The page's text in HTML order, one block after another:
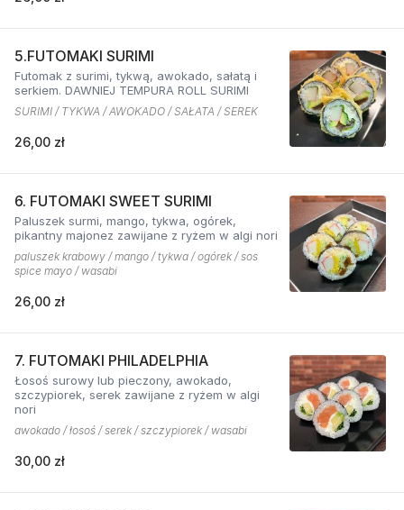
5.FUTOMAKI SURIMI
Futomak z surimi, tykwą, awokado, sałatą i
serkiem. DAWNIEJ TEMPURA ROLL SURIMI
SURIMI / TYKWA / AWOKADO / SAŁATA / SEREK
26,00 zł
6. FUTOMAKI SWEET SURIMI
Paluszek surmi, mango, tykwa, ogórek,
pikantny majonez zawijane z ryżem w algi nori
paluszek krabowy / mango / tykwa / ogórek / sos
spice mayo / wasabi
26,00 zł
7. FUTOMAKI PHILADELPHIA
Łosoś surowy lub pieczony, awokado,
szczypiorek, serek zawijane z ryżem w algi
nori
awokado / łosoś / serek / szczypiorek / wasabi
30,00 zł